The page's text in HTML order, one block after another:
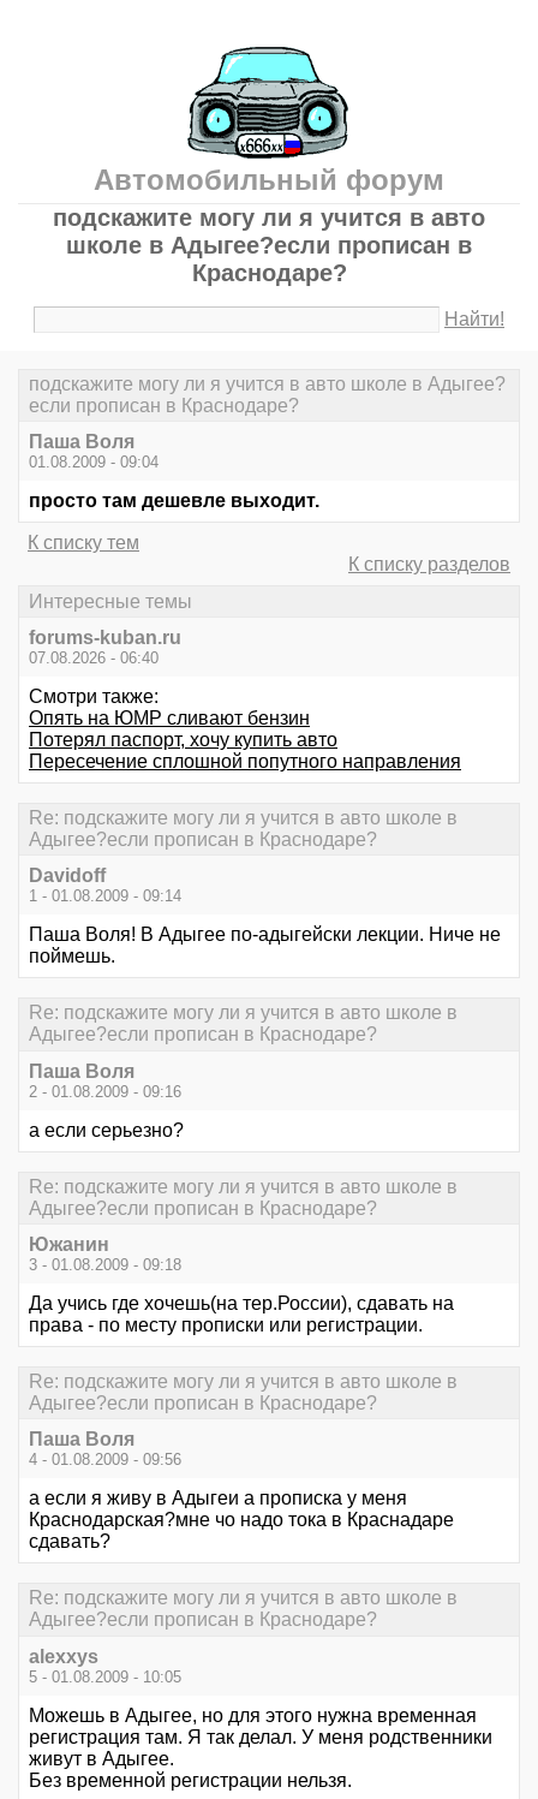
Автомобильный форум
подскажите могу ли я учится в авто
школе в Адыгее?если прописан в
Краснодаре?
Найти!
подскажите могу ли я учится в авто школе в Адыгее?
если прописан в Краснодаре?
Паша Воля
01.08.2009 - 09:04
просто там дешевле выходит.
К списку тем
К списку разделов
Интересные темы
forums-kuban.ru
07.08.2026 - 06:40
Смотри также:
Опять на ЮМР сливают бензин
Потерял паспорт, хочу купить авто
Пересечение сплошной попутного направления
Re: подскажите могу ли я учится в авто школе в
Адыгее?если прописан в Краснодаре?
Davidoff
1 - 01.08.2009 - 09:14
Паша Воля! В Адыгее по-адыгейски лекции. Ниче не
поймешь.
Re: подскажите могу ли я учится в авто школе в
Адыгее?если прописан в Краснодаре?
Паша Воля
2 - 01.08.2009 - 09:16
а если серьезно?
Re: подскажите могу ли я учится в авто школе в
Адыгее?если прописан в Краснодаре?
Южанин
3 - 01.08.2009 - 09:18
Да учись где хочешь(на тер.России), сдавать на
права - по месту прописки или регистрации.
Re: подскажите могу ли я учится в авто школе в
Адыгее?если прописан в Краснодаре?
Паша Воля
4 - 01.08.2009 - 09:56
а если я живу в Адыгеи а прописка у меня
Краснодарская?мне чо надо тока в Краснадаре
сдавать?
Re: подскажите могу ли я учится в авто школе в
Адыгее?если прописан в Краснодаре?
alexxys
5 - 01.08.2009 - 10:05
Можешь в Адыгее, но для этого нужна временная
регистрация там. Я так делал. У меня родственники
живут в Адыгее.
Без временной регистрации нельзя.